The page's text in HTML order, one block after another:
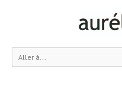
Aller à...